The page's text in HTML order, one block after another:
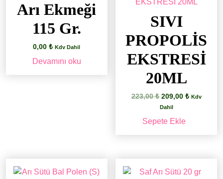
Arı Ekmeği
115 Gr.
0,00₺ Kdv Dahil
Devamını oku
SIVI
PROPOLİS
EKSTRESİ
20ML
223,00₺ Orijinal
fiyat:
223,00 ₺.
209,00 ₺ŞuKdv
Dahil
Sepete Ekle